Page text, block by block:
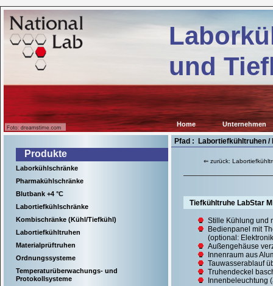
und
Home Unternehmen
Produkte
Laborkühlschränke
Pharmakühlschränke
Blutbank +4 °C
Labortiefkühlschränke
Kombischränke (Kühl/Tiefkühl)
Labortiefkühltruhen
Materialprüftruhen
Ordnungssysteme
Temperaturüberwachungs- und
Protokollsysteme
Pfad : Labortiefkühltruhen /
⇐ zurück:
Tiefkühltruhe LabStar
Stille Kühlung und
Bedienpanel mit
(optional:
Außengehäuse
Innenraum aus
Tauwasserablauf
Truhendeckel
Innenbeleuchtung
Kühl-
und
Tiefkühlgeräte
für
wissenschaftliche
Einrichtungen,
Krankenhäuser
für
viele
Anwendungen
in
der